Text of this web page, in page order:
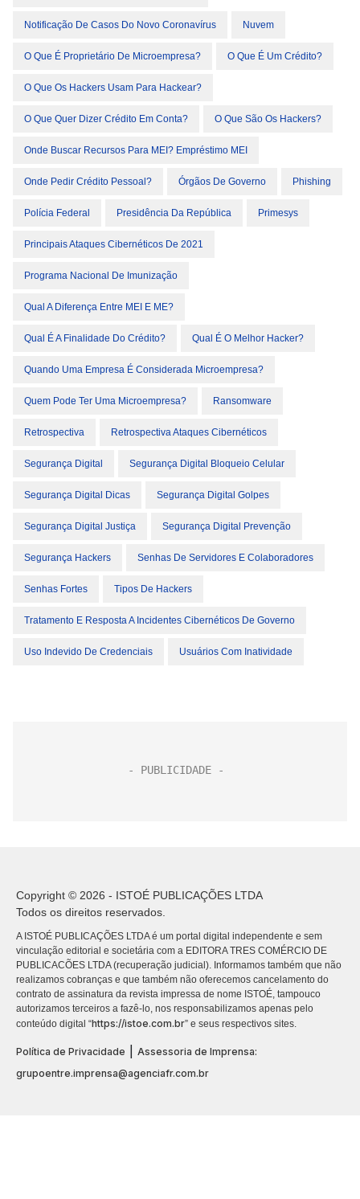
Notificação De Casos Do Novo Coronavírus Nuvem
O Que É Proprietário De Microempresa? O Que É Um Crédito?
O Que Os Hackers Usam Para Hackear?
O Que Quer Dizer Crédito Em Conta? O Que São Os Hackers?
Onde Buscar Recursos Para MEI? Empréstimo MEI
Onde Pedir Crédito Pessoal? Órgãos De Governo Phishing
Polícia Federal Presidência Da República Primesys
Principais Ataques Cibernéticos De 2021
Programa Nacional De Imunização
Qual A Diferença Entre MEI E ME?
Qual É A Finalidade Do Crédito? Qual É O Melhor Hacker?
Quando Uma Empresa É Considerada Microempresa?
Quem Pode Ter Uma Microempresa? Ransomware
Retrospectiva Retrospectiva Ataques Cibernéticos
Segurança Digital Segurança Digital Bloqueio Celular
Segurança Digital Dicas Segurança Digital Golpes
Segurança Digital Justiça Segurança Digital Prevenção
Segurança Hackers Senhas De Servidores E Colaboradores
Senhas Fortes Tipos De Hackers
Tratamento E Resposta A Incidentes Cibernéticos De Governo
Uso Indevido De Credenciais Usuários Com Inatividade
Copyright © 2026 - ISTOÉ PUBLICAÇÕES LTDA
Todos os direitos reservados.
A ISTOÉ PUBLICAÇÕES LTDA é um portal digital independente e sem
vinculação editorial e societária com a EDITORA TRES COMÉRCIO DE
PUBLICACÕES LTDA (recuperação judicial). Informamos também que não
realizamos cobranças e que também não oferecemos cancelamento do
contrato de assinatura da revista impressa de nome ISTOÉ, tampouco
autorizamos terceiros a fazê-lo, nos responsabilizamos apenas pelo
conteúdo digital “https://istoe.com.br” e seus respectivos sites.
Política de Privacidade
Assessoria de Imprensa:
grupoentre.imprensa@agenciafr.com.br